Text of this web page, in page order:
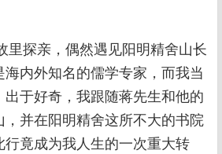
里探亲，偶然遇见阳明精舍山长
内外知名的儒学专家，而我当
于好奇，我跟随蒋先生和他的
并在阳明精舍这所不大的书院
竟成为我人生的一次重大转